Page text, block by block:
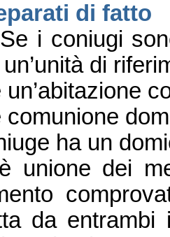
di fatto
Se i coniugi
di
un’abitazione
comunione
ha un
unione dei
da